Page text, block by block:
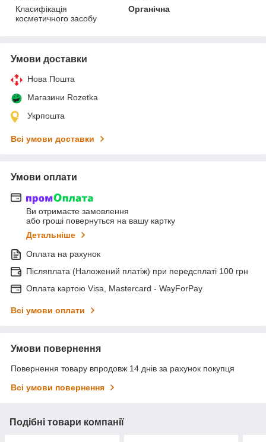
Класифікація
косметичного засобу
Органічна
Умови доставки
Нова Пошта
Магазини Rozetka
Укрпошта
Всі умови доставки
Умови оплати
Ви отримаєте замовлення
або гроші повернуться на вашу картку
Детальніше
Оплата на рахунок
Післяплата (Наложений платіж) при передсплаті 100 грн
Оплата картою Visa, Mastercard - WayForPay
Всі умови оплати
Умови повернення
Повернення товару впродовж 14 днів за рахунок покупця
Всі умови повернення
Подібні товари компанії